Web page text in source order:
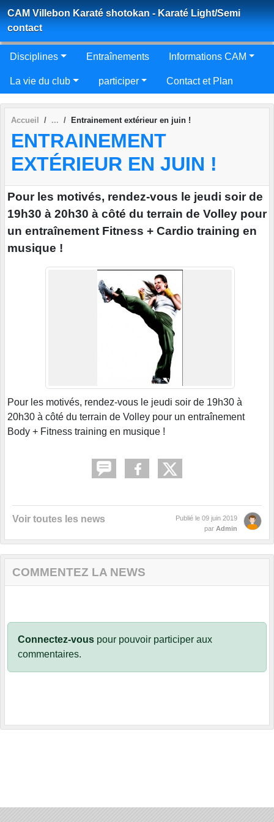
CAM Villebon Karaté shotokan - Karaté Light/Semi
contact
Disciplines Entraînements Informations CAM
La vie du club participer Contact et Plan
Accueil Entrainement extérieur en juin !
ENTRAINEMENT
EXTÉRIEUR EN JUIN !
Pour les motivés, rendez-vous le jeudi soir de
19h30 à 20h30 à côté du terrain de Volley pour
un entraînement Fitness + Cardio training en
musique !
Pour les motivés, rendez-vous le jeudi soir de 19h30 à
20h30 à côté du terrain de Volley pour un entraînement
Body + Fitness training en musique !
Voir toutes les news Publié le 09 juin 2019
par Admin
COMMENTEZ LA NEWS
Connectez-vous pour pouvoir participer aux
commentaires.
Panneau de gestion des cookies